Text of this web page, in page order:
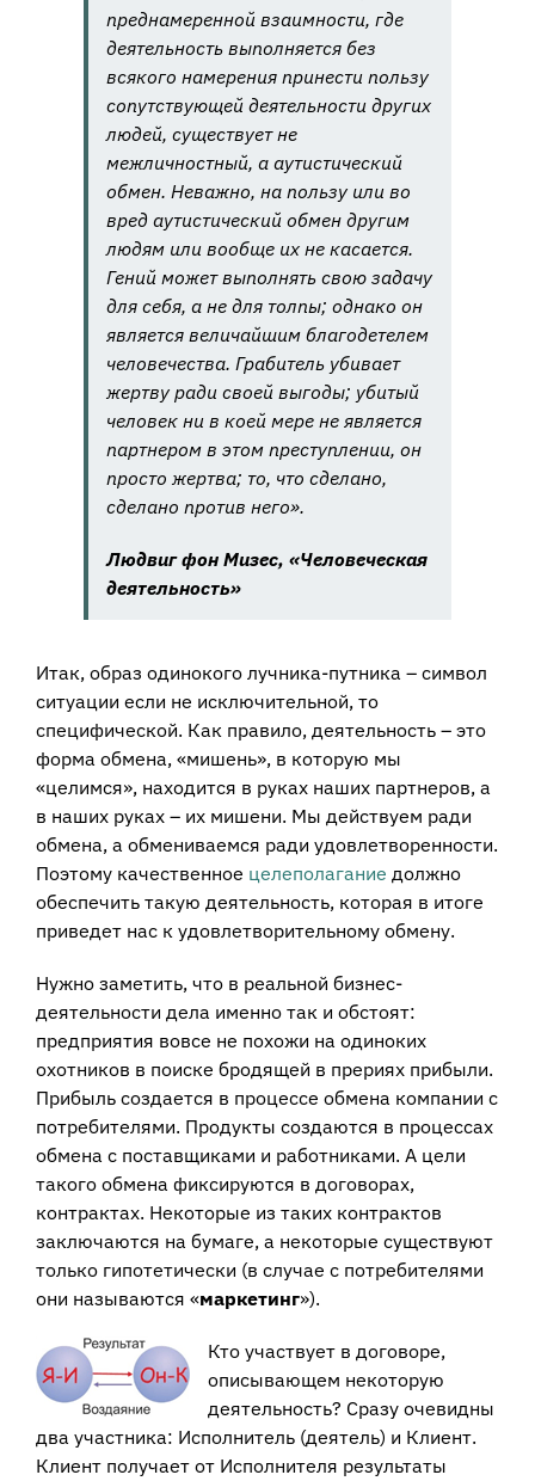
преднамеренной взаимности, где
деятельность выполняется без
всякого намерения принести пользу
сопутствующей деятельности других
людей, существует не
межличностный, а аутистический
обмен. Неважно, на пользу или во
вред аутистический обмен другим
людям или вообще их не касается.
Гений может выполнять свою задачу
для себя, а не для толпы; однако он
является величайшим благодетелем
человечества. Грабитель убивает
жертву ради своей выгоды; убитый
человек ни в коей мере не является
партнером в этом преступлении, он
просто жертва; то, что сделано,
сделано против него».
Людвиг фон Мизес, «Человеческая
деятельность»
Итак, образ одинокого лучника-путника – символ
ситуации если не исключительной, то
специфической. Как правило, деятельность – это
форма обмена, «мишень», в которую мы
«целимся», находится в руках наших партнеров, а
в наших руках – их мишени. Мы действуем ради
обмена, а обмениваемся ради удовлетворенности.
Поэтому качественное целеполагание должно
обеспечить такую деятельность, которая в итоге
приведет нас к удовлетворительному обмену.
Нужно заметить, что в реальной бизнес-
деятельности дела именно так и обстоят:
предприятия вовсе не похожи на одиноких
охотников в поиске бродящей в прериях прибыли.
Прибыль создается в процессе обмена компании с
потребителями. Продукты создаются в процессах
обмена с поставщиками и работниками. А цели
такого обмена фиксируются в договорах,
контрактах. Некоторые из таких контрактов
заключаются на бумаге, а некоторые существуют
только гипотетически (в случае с потребителями
они называются «маркетинг»).
Кто участвует в договоре,
описывающем некоторую
деятельность? Сразу очевидны
два участника: Исполнитель (деятель) и Клиент.
Клиент получает от Исполнителя результаты